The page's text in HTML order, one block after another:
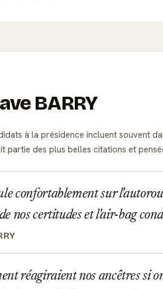
BARRY
à la présidence incluent souvent
partie des plus belles citations et
confortablement sur
nos certitudes et l'air-bag
réagiraient nos ancêtres si